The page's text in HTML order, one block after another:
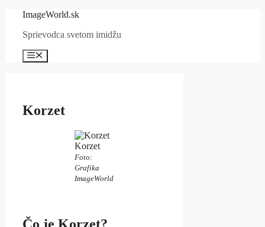
Preskočiť
obsah
ImageWorld.sk
Sprievodca svetom imidžu
Menu
Korzet
Korzet
Foto:
Grafika
ImageWorld